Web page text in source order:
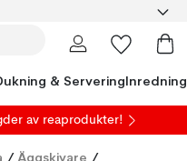
& ServeringInredning
av reaprodukter!
/ Äggskivare /